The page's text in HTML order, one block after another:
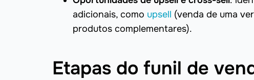
adicionais, como upsell (venda de uma
produtos complementares).
Etapas do funil de